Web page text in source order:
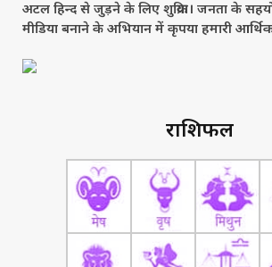
अटल हिन्द से जुड़ने के लिए शुक्रिया। जनता के
मीडिया बनाने के अभियान में कृपया हमारी
राशिफल